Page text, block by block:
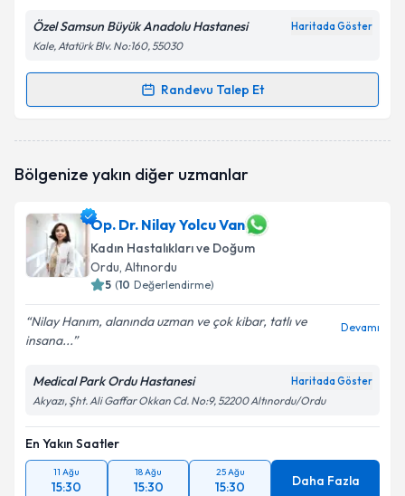
kapsamda işlenmesini kabul ediyorum.
Takvim Talebini Gönder
Özel Samsun Büyük Anadolu Hastanesi Haritada Göster
Kale, Atatürk Blv. No:160, 55030
Randevu Talep Et
Randevu Takvimi Talebi
oluşturun. Size bu uzmandan randevu almanız için bir
E-posta Adresiniz
Kişisel verilerimin işlenmesine ilişkinAydınlatma
Bölgenize yakın diğer uzmanlar
Op. Dr. Nilay Yolcu Van
Kadın Hastalıkları ve Doğum
Ordu, Altınordu
5 (10 Değerlendirme)
Nilay Hanım, alanında uzman ve çok kibar, tatlı ve
insana...
Devamı
Medical Park Ordu Hastanesi Haritada Göster
Akyazı, Şht. Ali Gaffar Okkan Cd. No:9, 52200 Altınordu/Ordu
En Yakın Saatler
11 Ağu
15:30
18 Ağu
15:30
25 Ağu
15:30 Daha Fazla